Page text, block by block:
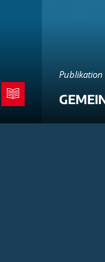
Publikation